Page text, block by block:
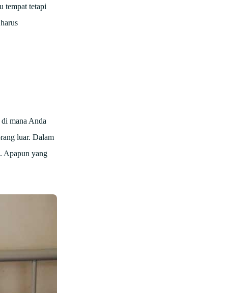
tempat tetapi
mana Anda
luar. Dalam
Apapun yang